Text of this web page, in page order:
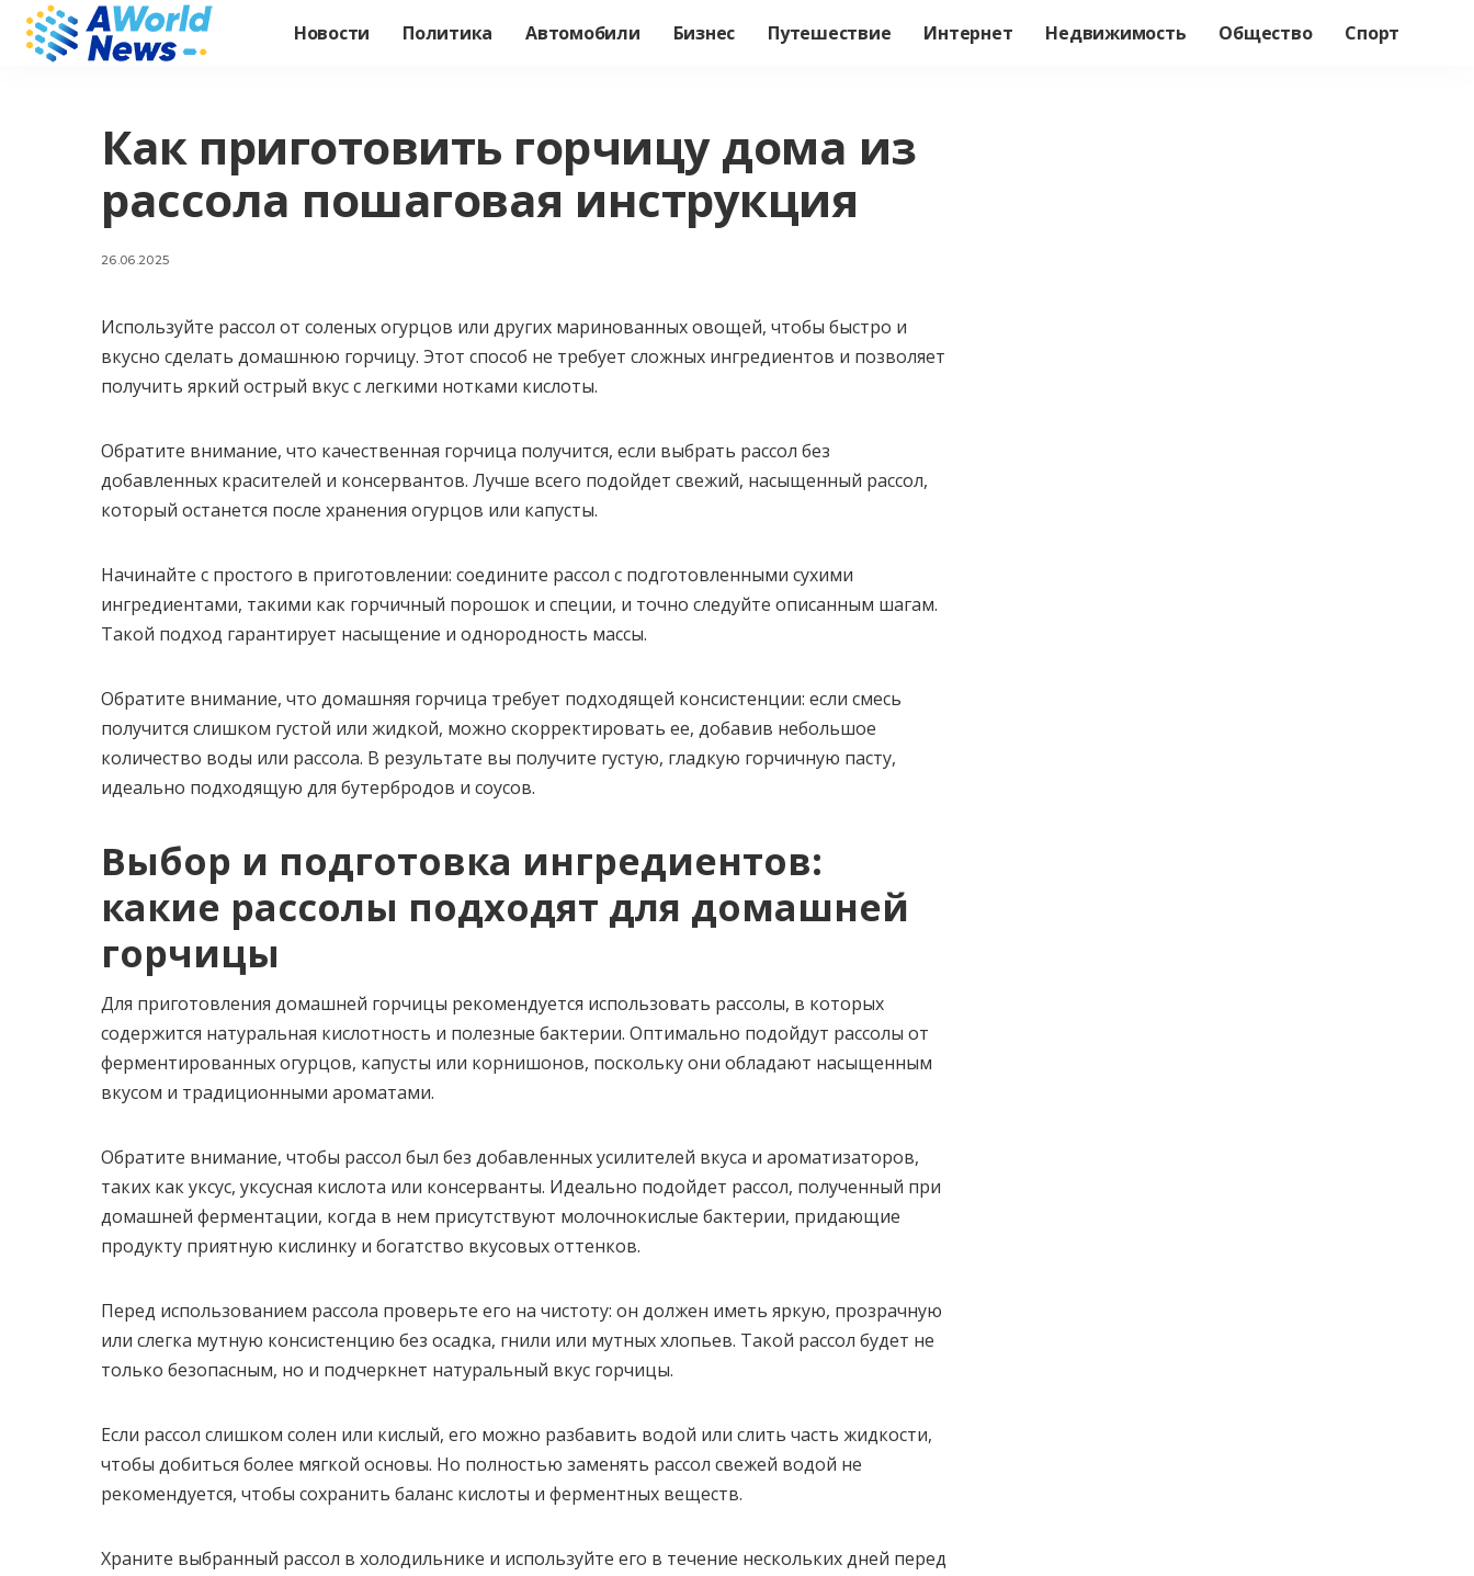
Новости Политика Автомобили Бизнес Путешествие Интернет Недвижимость Общество Спорт
Как приготовить горчицу дома из
рассола пошаговая инструкция
26.06.2025
Используйте рассол от соленых огурцов или других маринованных овощей, чтобы быстро и
вкусно сделать домашнюю горчицу. Этот способ не требует сложных ингредиентов и позволяет
получить яркий острый вкус с легкими нотками кислоты.
Обратите внимание, что качественная горчица получится, если выбрать рассол без
добавленных красителей и консервантов. Лучше всего подойдет свежий, насыщенный рассол,
который останется после хранения огурцов или капусты.
Начинайте с простого в приготовлении: соедините рассол с подготовленными сухими
ингредиентами, такими как горчичный порошок и специи, и точно следуйте описанным шагам.
Такой подход гарантирует насыщение и однородность массы.
Обратите внимание, что домашняя горчица требует подходящей консистенции: если смесь
получится слишком густой или жидкой, можно скорректировать ее, добавив небольшое
количество воды или рассола. В результате вы получите густую, гладкую горчичную пасту,
идеально подходящую для бутербродов и соусов.
Выбор и подготовка ингредиентов:
какие рассолы подходят для домашней
горчицы
Для приготовления домашней горчицы рекомендуется использовать рассолы, в которых
содержится натуральная кислотность и полезные бактерии. Оптимально подойдут рассолы от
ферментированных огурцов, капусты или корнишонов, поскольку они обладают насыщенным
вкусом и традиционными ароматами.
Обратите внимание, чтобы рассол был без добавленных усилителей вкуса и ароматизаторов,
таких как уксус, уксусная кислота или консерванты. Идеально подойдет рассол, полученный при
домашней ферментации, когда в нем присутствуют молочнокислые бактерии, придающие
продукту приятную кислинку и богатство вкусовых оттенков.
Перед использованием рассола проверьте его на чистоту: он должен иметь яркую, прозрачную
или слегка мутную консистенцию без осадка, гнили или мутных хлопьев. Такой рассол будет не
только безопасным, но и подчеркнет натуральный вкус горчицы.
Если рассол слишком солен или кислый, его можно разбавить водой или слить часть жидкости,
чтобы добиться более мягкой основы. Но полностью заменять рассол свежей водой не
рекомендуется, чтобы сохранить баланс кислоты и ферментных веществ.
Храните выбранный рассол в холодильнике и используйте его в течение нескольких дней перед